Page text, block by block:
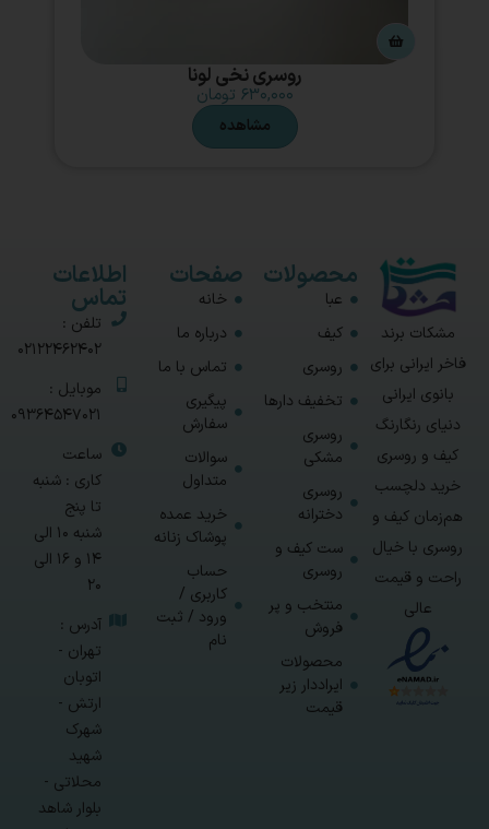
روسری نخی لونا
۶۳۰,۰۰۰ تومان
مشاهده
مشکات برند
فاخر ایرانی برای
بانوی ایرانی
دنیای رنگارنگ
کیف و روسری
خرید دلچسب
هم‌زمان کیف و
روسری با خیال
راحت و قیمت
عالی
محصولات
عبا
کیف
روسری
تخفیف دارها
روسری
مشکی
روسری
دخترانه
ست کیف و
روسری
منتخب و پر
فروش
محصولات
ایراددار زیر
قیمت
صفحات
خانه
درباره ما
تماس با ما
پیگیری
سفارش
سوالات
متداول
خرید عمده
پوشاک زنانه
حساب
کاربری /
ورود / ثبت
نام
اطلاعات
تماس
تلفن :
02122462402
موبایل :
09364547021
ساعت
کاری : شنبه
تا پنج
شنبه 10 الی
14 و 16 الی
20
آدرس :
تهران -
اتوبان
ارتش -
شهرک
شهید
محلاتی -
بلوار شاهد